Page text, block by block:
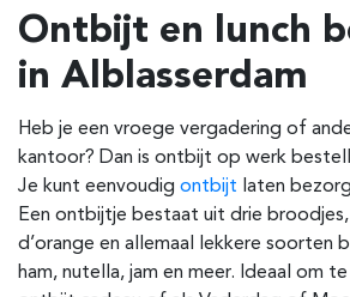
Ontbijt en lunch
in Alblasserdam
Heb je een vroege vergadering of
kantoor? Dan is ontbijt op werk
Je kunt eenvoudig ontbijt laten
Een ontbijtje bestaat uit drie broodjes,
d’orange en allemaal lekkere soorten
ham, nutella, jam en meer. Ideaal om